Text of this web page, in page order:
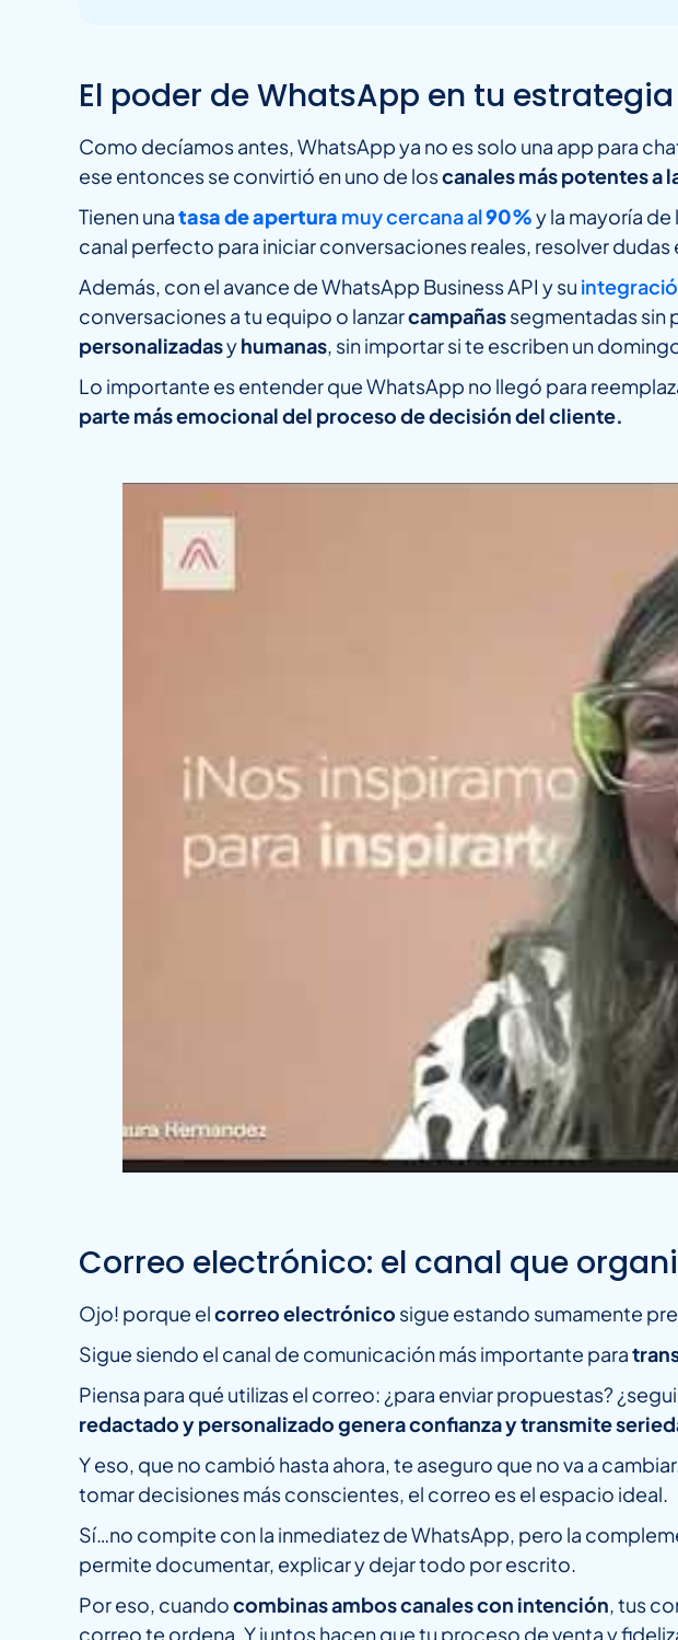
El poder de WhatsApp en tu
Como decíamos antes, WhatsApp ya no es solo una app para
ese entonces se convirtió en uno de loscanales más potentes a
Tienen unatasa de apertura muy cercana al90%y la mayoría de
canal perfecto para iniciar conversaciones reales, resolver
Además, con el avance de WhatsApp Business API y su
conversaciones a tu equipo o lanzarcampañassegmentadas sin
personalizadasyhumanas, sin importar si te escriben un
Lo importante es entender que WhatsApp no llegó para
parte más emocional del proceso de decisión del cliente.
Correo electrónico: el canal que
Ojo! porque elcorreo electrónico sigue estando sumamente
Sigue siendo el canal de comunicación más importante para
Piensa para qué utilizas el correo: ¿para enviar propuestas?
redactado y personalizado genera confianza y transmite
Y eso, que no cambió hasta ahora, te aseguro que no va a
tomar decisiones más conscientes, el correo es el espacio ideal.
Sí…no compite con la inmediatez de WhatsApp, pero la
permite documentar, explicar y dejar todo por escrito.
Por eso, cuandocombinas ambos canales con intención, tus
correo te ordena. Y juntos hacen que tu proceso de venta y